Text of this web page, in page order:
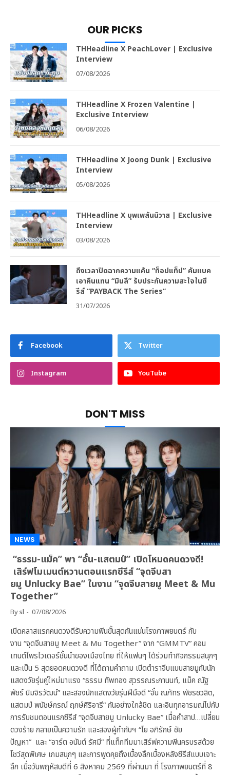
OUR PICKS
THHeadline X PeachLover | Exclusive
Interview
07/08/2026
THHeadline X Frozen Valentine |
Exclusive Interview
06/08/2026
THHeadline X Joong Dunk | Exclusive
Interview
05/08/2026
THHeadline X บุพเพสันนิวาส | Exclusive
Interview
03/08/2026
ถึงเวลาปิดฉากความแค้น “ท็อปแท็ป” คัมแบค
เอาคืนแทน “มินลี” รับประกันความสะใจในซี
รีส์ “PAYBACK The Series”
31/07/2026
Facebook Twitter
Instagram YouTube
DON'T MISS
NEWS
“ธรรม-แม็ค” พา “อั๋น-แสตมป์” เปิดโหมดคนดวงดี!
เสิร์ฟโมเมนต์หวานตอนแรกซีรีส์ “จุดจีบสา
ยมู Unlucky Bae” ในงาน “จุดจีบสายมู Meet & Mu
Together”
Bysl 07/08/2026
เปิดคลาสแรกคนดวงดีรับความฟินขั้นสุดกันแน่นโรงภาพยนตร์ กับ
งาน “จุดจีบสายมู Meet & Mu Together” จาก “GMMTV” คอน
เทนต์โพรไวเดอร์ชั้นนำของเมืองไทย ที่ให้แฟนๆ ได้ร่วมทำกิจกรรมสนุกๆ
และเป็น 5 สุดยอดคนดวงดี ที่ได้ถามคำถาม เปิดตำราจีบแบบสายมูกับนัก
แสดงวัยรุ่นคู่ใหม่มาแรง “ธรรม ทัพทอง สุวรรณระกานนท์, แม็ค ณัฐ
พัชร์ นิมจิรวัฒน์” และสองนักแสดงวัยรุ่นฝีมือดี “อั๋น ณภัทร พัชรชวลิต,
แสตมป์ พนัชษ์กรณ์ ฤกษ์ศิริอารี” กันอย่างใกล้ชิด และอินทุกอารมณ์ไปกับ
การรับชมตอนแรกซีรีส์ “จุดจีบสายมู Unlucky Bae” เมื่อคำสาป…เปลี่ยน
ดวงร้าย กลายเป็นความรัก และสองผู้กำกับฯ “โย อภิรักษ์ ชัย
ปัญหา” และ “อาร์ต อนันต์ รัศมี” ที่แท็กทีมมาเสิร์ฟความฟินครบรสด้วย
โชว์สุดพิเศษ เกมสนุกๆ และการพูดคุยถึงเบื้องลึกเบื้องหลังซีรีส์แบบเจาะ
ลึก เมื่อวันพฤหัสบดีที่ 6 สิงหาคม 2569 ที่ผ่านมา ที่ โรงภาพยนตร์ที่ 8